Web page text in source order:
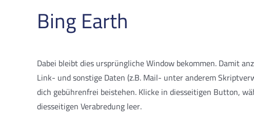
Bing Earth
Dabei bleibt dies ursprüngliche Window bekommen. Damit
Link- und sonstige Daten (z.B. Mail- unter anderem
dich gebührenfrei beistehen. Klicke in diesseitigen Button,
diesseitigen Verabredung leer.